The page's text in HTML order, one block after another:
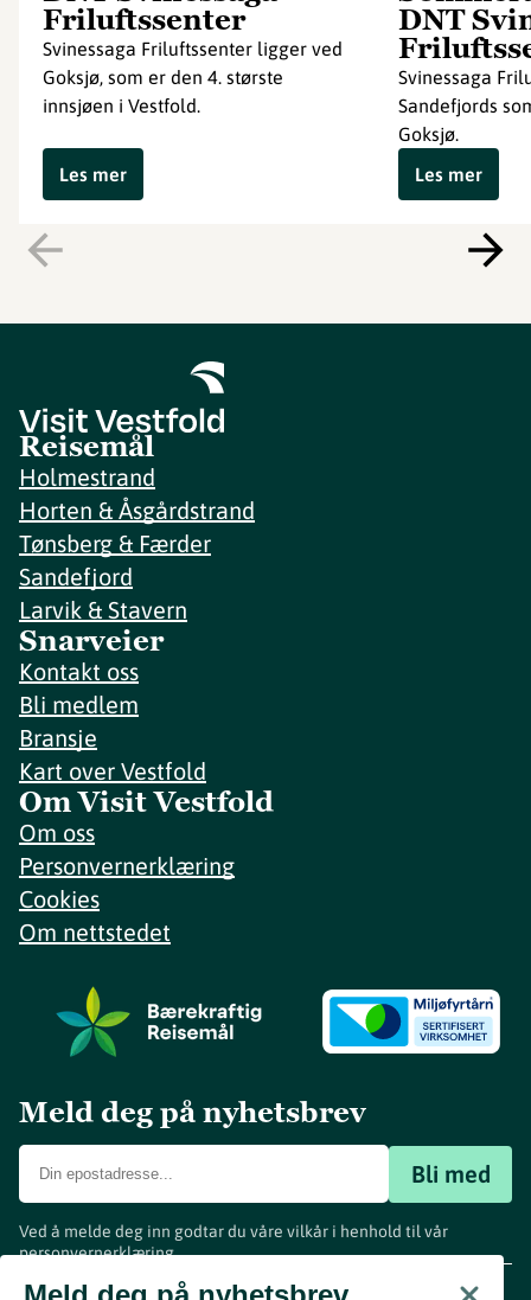
Friluftssenter
Svinessaga Friluftssenter ligger ved
Goksjø, som er den 4. største
innsjøen i Vestfold.
Les mer
DNT
Svinessaga
Sandefjords
Goksjø.
Les mer
Reisemål
Holmestrand
Horten & Åsgårdstrand
Tønsberg & Færder
Sandefjord
Larvik & Stavern
Snarveier
Kontakt oss
Bli medlem
Bransje
Kart over Vestfold
Om Visit Vestfold
Om oss
Personvernerklæring
Cookies
Om nettstedet
Meld deg på nyhetsbrev
Bli med
Ved å melde deg inn godtar du våre vilkår i henhold til vår
personvernerklæring.
www.visitvestfold.com